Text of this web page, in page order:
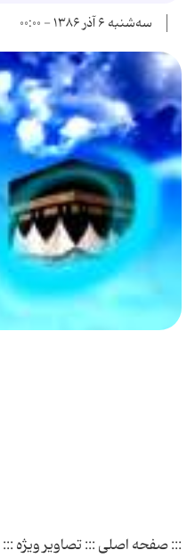
سه‌شنبه ۶ آذر ۱۳۸۶ - ۰۰:۰۰
::: صفحه اصلی ::: تصاویر ویژه ::: Screensaver :::